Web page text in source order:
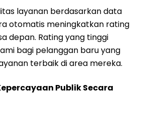
layanan berdasarkan data
otomatis meningkatkan rating
depan. Rating yang tinggi
bagi pelanggan baru yang
terbaik di area mereka.
Publik Secara